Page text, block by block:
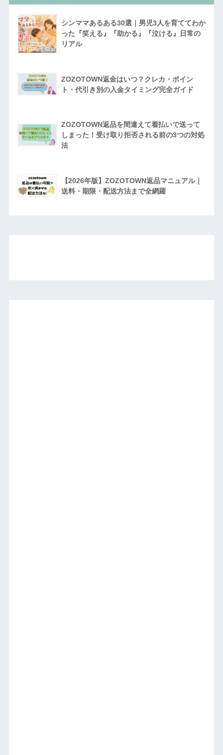
シンママあるある30選｜男児3人を育ててわか
った『笑える』『助かる』『泣ける』日常の
リアル
ZOZOTOWN返金はいつ？クレカ・ポイン
ト・代引き別の入金タイミング完全ガイド
ZOZOTOWN返品を間違えて着払いで送って
しまった！受け取り拒否される前の3つの対処
法
【2026年版】ZOZOTOWN返品マニュアル｜
送料・期限・配送方法まで全網羅